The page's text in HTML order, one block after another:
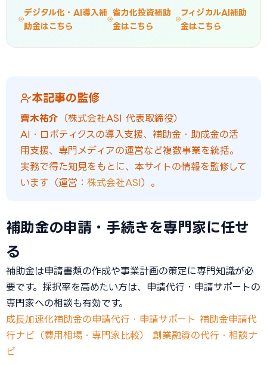
デジタル化・AI導入補
助金はこちら
省力化投資補助
金はこちら
フィジカルAI補助
金はこちら
本記事の監修
齊木祐介 （株式会社ASI 代表取締役）
AI・ロボティクスの導入支援、補助金・助成金の活
用支援、専門メディアの運営など複数事業を統括。
実務で得た知見をもとに、本サイトの情報を監修して
います（運営： 株式会社ASI）。
補助金の申請・手続きを専門家に任せ
る
補助金は申請書類の作成や事業計画の策定に専門知識が必
要です。採択率を高めたい方は、申請代行・申請サポートの
専門家への相談も有効です。
成長加速化補助金の申請代行・申請サポート 補助金申請代
行ナビ（費用相場・専門家比較）
創業融資の代行・相談ナ
ビ